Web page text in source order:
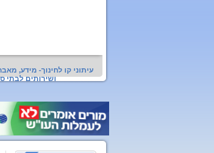
עיתוני קו לחינוך- מידע,
ושירותים לבתי